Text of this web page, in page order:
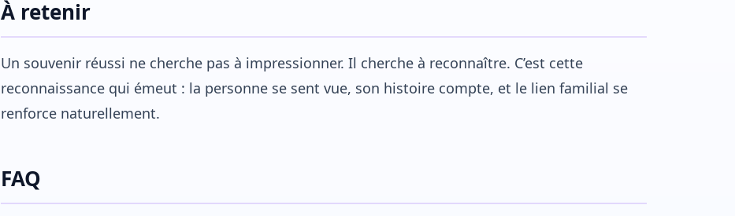
À retenir
Un souvenir réussi ne cherche pas à impressionner. Il cherche à reconnaître. C’est cette
reconnaissance qui émeut : la personne se sent vue, son histoire compte, et le lien familial se
renforce naturellement.
FAQ